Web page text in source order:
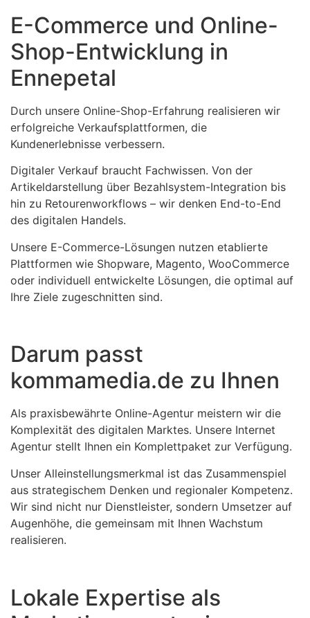
E-Commerce und Online-
Shop-Entwicklung in
Ennepetal
Durch unsere Online-Shop-Erfahrung realisieren wir
erfolgreiche Verkaufsplattformen, die
Kundenerlebnisse verbessern.
Digitaler Verkauf braucht Fachwissen. Von der
Artikeldarstellung über Bezahlsystem-Integration bis
hin zu Retourenworkflows – wir denken End-to-End
des digitalen Handels.
Unsere E-Commerce-Lösungen nutzen etablierte
Plattformen wie Shopware, Magento, WooCommerce
oder individuell entwickelte Lösungen, die optimal auf
Ihre Ziele zugeschnitten sind.
Darum passt
kommamedia.de zu Ihnen
Als praxisbewährte Online-Agentur meistern wir die
Komplexität des digitalen Marktes. Unsere Internet
Agentur stellt Ihnen ein Komplettpaket zur Verfügung.
Unser Alleinstellungsmerkmal ist das Zusammenspiel
aus strategischem Denken und regionaler Kompetenz.
Wir sind nicht nur Dienstleister, sondern Umsetzer auf
Augenhöhe, die gemeinsam mit Ihnen Wachstum
realisieren.
Lokale Expertise als